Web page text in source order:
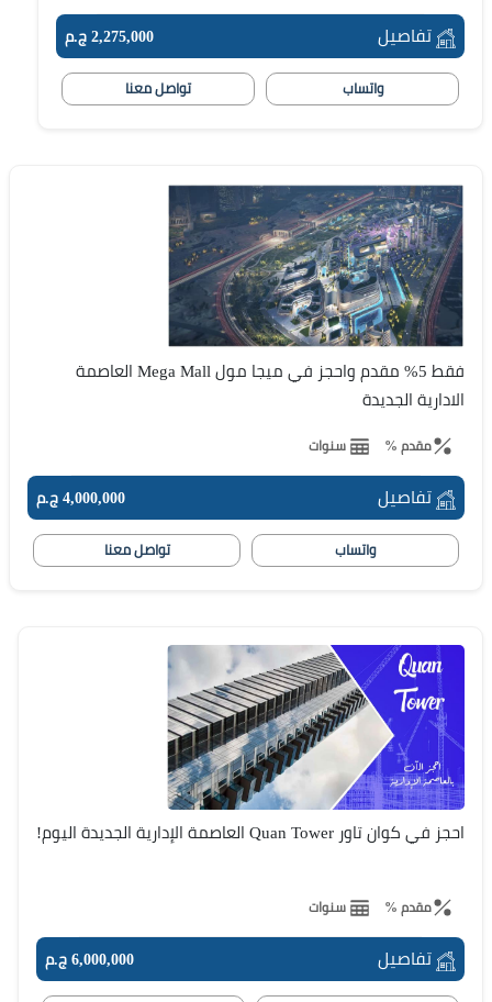
تفاصيل 2,275,000 ج.م
واتساب تواصل معنا
فقط 5% مقدم واحجز في ميجا مول Mega Mall العاصمة
الادارية الجديدة
مقدم % سنوات
تفاصيل 4,000,000 ج.م
واتساب تواصل معنا
احجز في كوان تاور Quan Tower العاصمة الإدارية الجديدة اليوم!
مقدم % سنوات
تفاصيل 6,000,000 ج.م